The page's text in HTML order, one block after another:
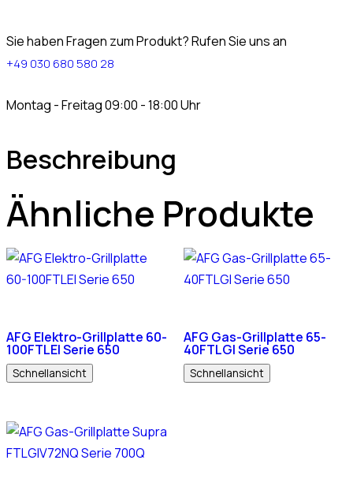
Sie haben Fragen zum Produkt? Rufen Sie uns an
+49 030 680 580 28
Montag - Freitag 09:00 - 18:00 Uhr
Beschreibung
Ähnliche Produkte
AFG Elektro-Grillplatte 60-
100FTLEI Serie 650
Schnellansicht
AFG Gas-Grillplatte 65-
40FTLGI Serie 650
Schnellansicht